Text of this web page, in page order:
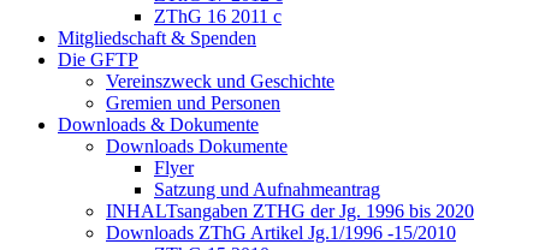
ZThG 16 2011 c
Mitgliedschaft & Spenden
Die GFTP
Vereinszweck und Geschichte
Gremien und Personen
Downloads & Dokumente
Downloads Dokumente
Flyer
Satzung und Aufnahmeantrag
INHALTsangaben ZTHG der Jg. 1996 bis 2020
Downloads ZThG Artikel Jg.1/1996 -15/2010